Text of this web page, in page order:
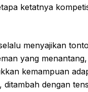
ketatnya
menyajikan
yang
kemampuan
ditambah dengan